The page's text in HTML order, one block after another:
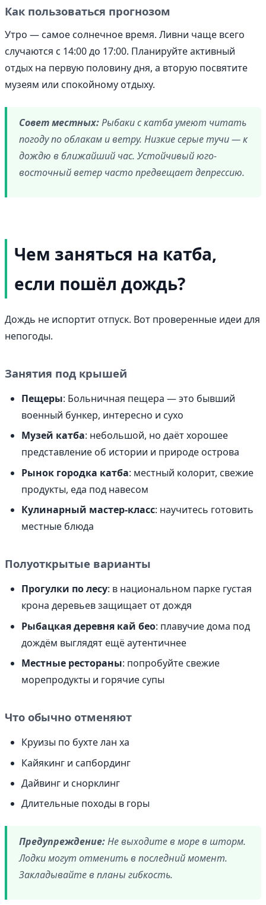
Как пользоваться прогнозом
Утро — самое солнечное время. Ливни чаще всего
случаются с 14:00 до 17:00. Планируйте активный
отдых на первую половину дня, а вторую посвятите
музеям или спокойному отдыху.
Совет местных:Рыбаки с катба умеют читать
погоду по облакам и ветру. Низкие серые тучи — к
дождю в ближайший час. Устойчивый юго-
восточный ветер часто предвещает депрессию.
Чем заняться на катба,
если пошёл дождь?
Дождь не испортит отпуск. Вот проверенные идеи для
непогоды.
Занятия под крышей
Пещеры: Больничная пещера — это бывший
военный бункер, интересно и сухо
Музей катба: небольшой, но даёт хорошее
представление об истории и природе острова
Рынок городка катба: местный колорит, свежие
продукты, еда под навесом
Кулинарный мастер-класс: научитесь готовить
местные блюда
Полуоткрытые варианты
Прогулки по лесу: в национальном парке густая
крона деревьев защищает от дождя
Рыбацкая деревня кай бео: плавучие дома под
дождём выглядят ещё аутентичнее
Местные рестораны: попробуйте свежие
морепродукты и горячие супы
Что обычно отменяют
Круизы по бухте лан ха
Кайякинг и сапбординг
Дайвинг и снорклинг
Длительные походы в горы
Предупреждение:Не выходите в море в шторм.
Лодки могут отменить в последний момент.
Закладывайте в планы гибкость.